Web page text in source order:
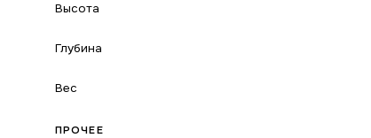
Высота
Глубина
Вес
ПРОЧЕЕ